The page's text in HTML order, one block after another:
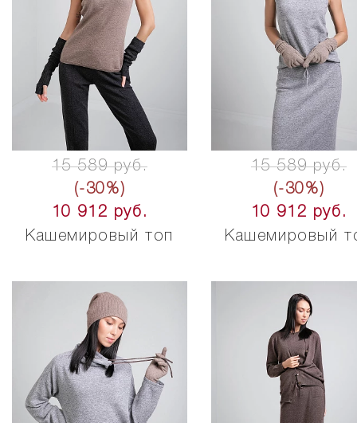
15 589 руб.
(-30%)
10 912 руб.
Кашемировый топ
15 589 руб.
(-30%)
10 912 руб.
Кашемировый